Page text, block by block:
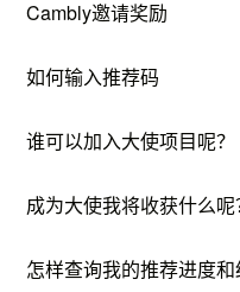
Cambly邀请奖励
如何输入推荐码
谁可以加入大使项目呢？
成为大使我将收获什么呢
怎样查询我的推荐进度和